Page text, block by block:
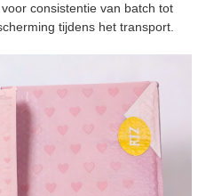
consistentie van batch tot
tijdens het transport.